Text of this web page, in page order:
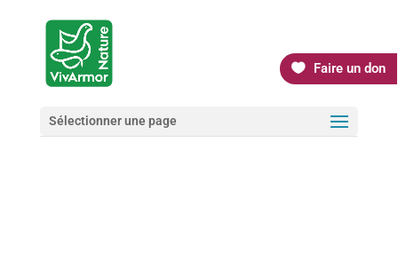
Faire un don
Sélectionner une page